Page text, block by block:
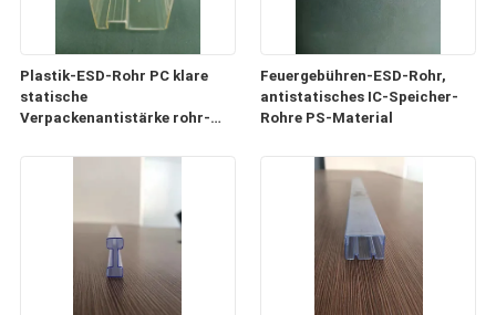
Plastik-ESD-Rohr PC klare
statische
Verpackenantistärke rohr-
Feuergebühren-ESD-Rohr,
antistatisches IC-Speicher-
Rohre PS-Material